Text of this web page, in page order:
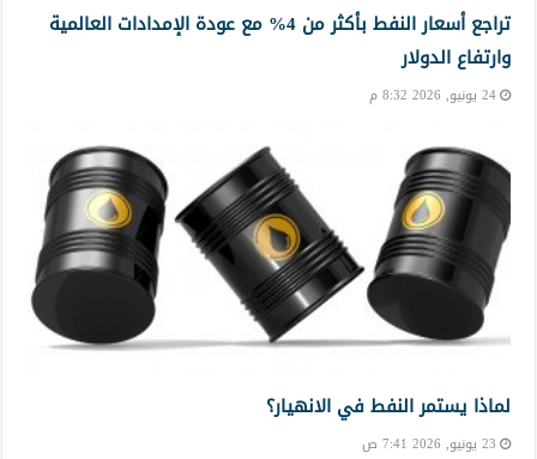
تراجع أسعار النفط بأكثر من 4% مع عودة الإمدادات العالمية
وارتفاع الدولار
24 يونيو, 2026 8:32 م
لماذا يستمر النفط في الانهيار؟
23 يونيو, 2026 7:41 ص